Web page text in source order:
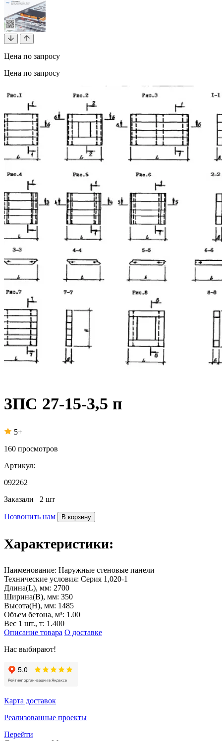
Цена по запросу
Цена по запросу
3ПС 27-15-3,5 п
5+
160 просмотров
Артикул:
092262
Заказали 2 шт
Позвонить нам В корзину
Характеристики:
Наименование: Наружные стеновые панели
Технические условия: Серия 1,020-1
Длина(L), мм: 2700
Ширина(B), мм: 350
Высота(H), мм: 1485
Объем бетона, м³: 1.00
Вес 1 шт., т: 1.400
Описание товара О доставке
Нас выбирают!
Карта доставок
Реализованные проекты
Перейти